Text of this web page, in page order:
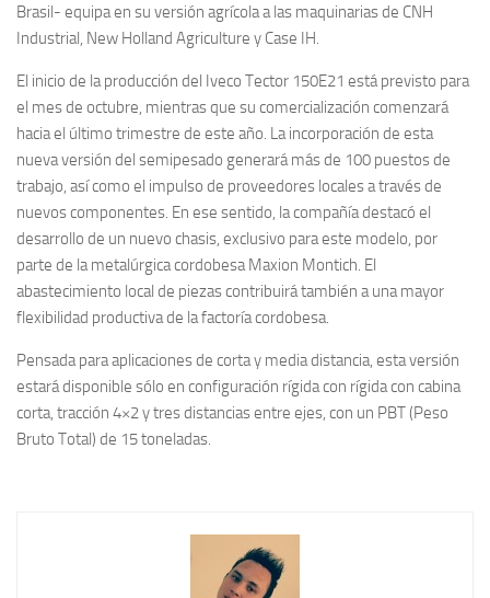
Brasil- equipa en su versión agrícola a las maquinarias de CNH
Industrial, New Holland Agriculture y Case IH.
El inicio de la producción del Iveco Tector 150E21 está previsto para
el mes de octubre, mientras que su comercialización comenzará
hacia el último trimestre de este año. La incorporación de esta
nueva versión del semipesado generará más de 100 puestos de
trabajo, así como el impulso de proveedores locales a través de
nuevos componentes. En ese sentido, la compañía destacó el
desarrollo de un nuevo chasis, exclusivo para este modelo, por
parte de la metalúrgica cordobesa Maxion Montich. El
abastecimiento local de piezas contribuirá también a una mayor
flexibilidad productiva de la factoría cordobesa.
Pensada para aplicaciones de corta y media distancia, esta versión
estará disponible sólo en configuración rígida con rígida con cabina
corta, tracción 4×2 y tres distancias entre ejes, con un PBT (Peso
Bruto Total) de 15 toneladas.